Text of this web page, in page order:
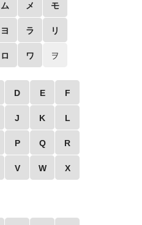
ム メ モ
ヨ ラ リ
ロ ワ ヲ
D E F
J K L
P Q R
V W X